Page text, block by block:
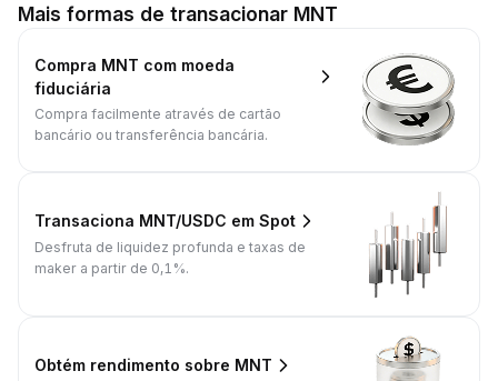
Mais formas de transacionar MNT
Compra MNT com moeda
fiduciária
Compra facilmente através de cartão
bancário ou transferência bancária.
Transaciona MNT/USDC em Spot
Desfruta de liquidez profunda e taxas de
maker a partir de 0,1%.
Obtém rendimento sobre MNT